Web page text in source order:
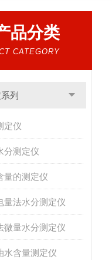
品分类
CATEGORY
列
定仪
分测定仪
量的测定仪
量法水分测定仪
微量水分测定仪
水含量测定仪